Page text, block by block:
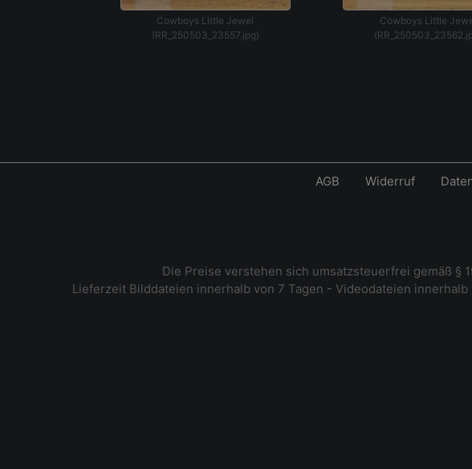
Cowboys Little Jewel
(RR_250503_23557.jpg)
Cowboys Little
AGB Widerruf
Die Preise verstehen sich umsatzsteuerfrei gemäß §
Lieferzeit Bilddateien innerhalb von 7 Tagen - Videodateien